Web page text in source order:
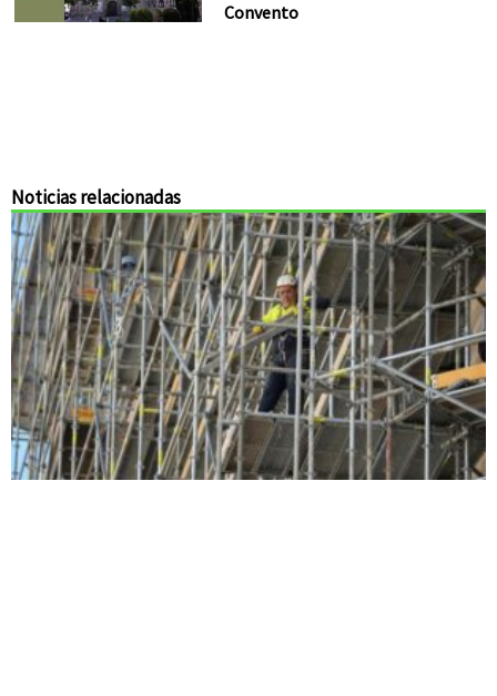
Convento
Noticias relacionadas